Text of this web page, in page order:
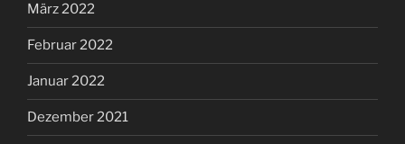
März 2022
Februar 2022
Januar 2022
Dezember 2021